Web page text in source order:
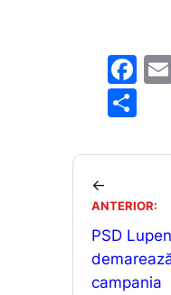
F
e
o
o
k
ta
a
z
ă
←
ANTERIOR:
PSD
campania